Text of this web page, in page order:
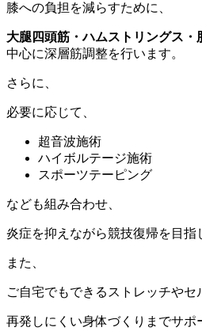
膝への負担を減らすために、
大腿四頭筋・ハムストリングス・
中心に深層筋調整を行います。
さらに、
必要に応じて、
超音波施術
ハイボルテージ施術
スポーツテーピング
なども組み合わせ、
炎症を抑えながら競技復帰を目指
また、
ご自宅でもできるストレッチやセ
再発しにくい身体づくりまでサポ